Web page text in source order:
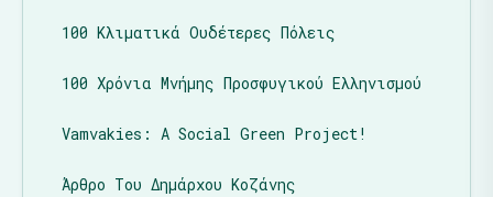
100 Κλιματικά Ουδέτερες Πόλεις
100 Χρόνια Μνήμης Προσφυγικού Ελληνισμού
Vamvakies: A Social Green Project!
Άρθρο Του Δημάρχου Κοζάνης